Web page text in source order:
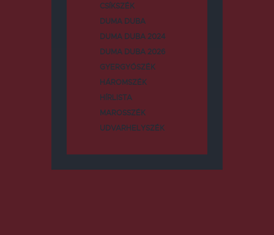
CSÍKSZÉK
DUMA DUBA
DUMA DUBA 2024
DUMA DUBA 2026
GYERGYÓSZÉK
HÁROMSZÉK
HÍRLISTA
MAROSSZÉK
UDVARHELYSZÉK